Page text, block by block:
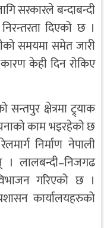
सरकारले बन्दाबन्दी
दिएको छ ।
समयमा समेत जारी
केही दिन रोकिए
क्षेत्रमा ट्र्याक
काम भइरहेको छ
निर्माण नेपाली
। लालबन्दी–निजगढ
गरिएको छ ।
कार्यालयहरुको